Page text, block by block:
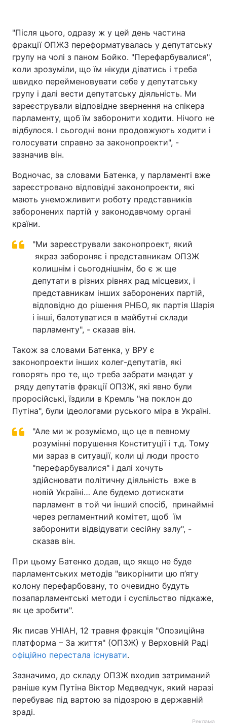
"Після цього, одразу ж у цей день частина
фракції ОПЖЗ переформатувалась у депутатську
групу на чолі з паном Бойко. "Перефарбувалися",
коли зрозуміли, що їм нікуди діватись і треба
швидко перейменовувати себе у депутатську
групу і далі вести депутатську діяльність. Ми
зареєстрували відповідне звернення на спікера
парламенту, щоб їм заборонити ходити. Нічого не
відбулося. І сьогодні вони продовжують ходити і
голосувати справно за законопроекти", -
зазначив він.
Водночас, за словами Батенка, у парламенті вже
зареєстровано відповідні законопроекти, які
мають унеможливити роботу представників
заборонених партій у законодавчому органі
країни.
"Ми зареєстрували законопроект, який
якраз забороняє і представникам ОПЗЖ
колишнім і сьогоднішнім, бо є ж ще
депутати в різних рівнях рад місцевих, і
представникам інших заборонених партій,
відповідно до рішення РНБО, як партія Шарія
і інші, балотуватися в майбутні склади
парламенту", - сказав він.
Також за словами Батенка, у ВРУ є
законопроекти інших колег-депутатів, які
говорять про те, що треба забрати мандат у
ряду депутатів фракції ОПЗЖ, які явно були
проросійські, їздили в Кремль "на поклон до
Путіна", були ідеологами руського міра в Україні.
"Але ми ж розуміємо, що це в певному
розумінні порушення Конституції і т.д. Тому
ми зараз в ситуації, коли ці люди просто
"перефарбувалися" і далі хочуть
здійснювати політичну діяльність вже в
новій Україні… Але будемо дотискати
парламент в той чи інший спосіб, принаймні
через регламентний комітет, щоб їм
заборонити відвідувати сесійну залу", -
сказав він.
При цьому Батенко додав, що якщо не буде
парламентських методів "викорінити цю п’яту
колону перефарбовану, то очевидно будуть
позапарламентські методи і суспільство підкаже,
як це зробити".
Як писав УНІАН, 12 травня фракція "Опозиційна
платформа – За життя" (ОПЗЖ) у Верховній Раді
офіційно перестала існувати.
Зазначимо, до складу ОПЗЖ входив затриманий
раніше кум Путіна Віктор Медведчук, який наразі
перебуває під вартою за підозрою в державній
зраді.
Реклама